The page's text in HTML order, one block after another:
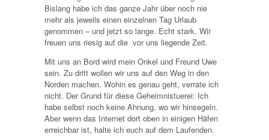
Bislang habe ich das ganze Jahr über noch nie
mehr als jeweils einen einzelnen Tag Urlaub
genommen – und jetzt so lange. Echt stark. Wir
freuen uns riesig auf die vor uns liegende Zeit.
Mit uns an Bord wird mein Onkel und Freund Uwe
sein. Zu dritt wollen wir uns auf den Weg in den
Norden machen. Wohin es genau geht, verrate ich
nicht. Der Grund für diese Geheimnistuerei: Ich
habe selbst noch keine Ahnung, wo wir hinsegeln.
Aber wenn das Internet dort oben in einigen Häfen
erreichbar ist, halte ich euch auf dem Laufenden.